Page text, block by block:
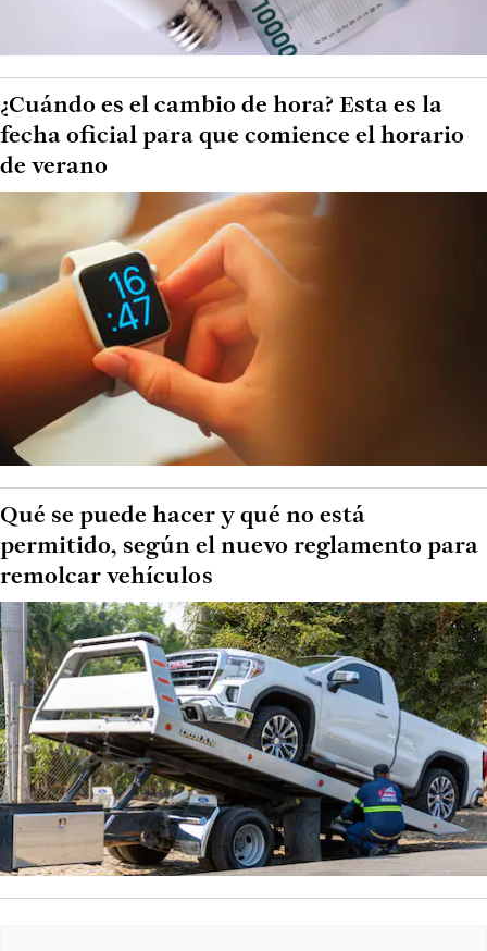
¿Cuándo es el cambio de hora? Esta es la
fecha oficial para que comience el horario
de verano
Qué se puede hacer y qué no está
permitido, según el nuevo reglamento para
remolcar vehículos